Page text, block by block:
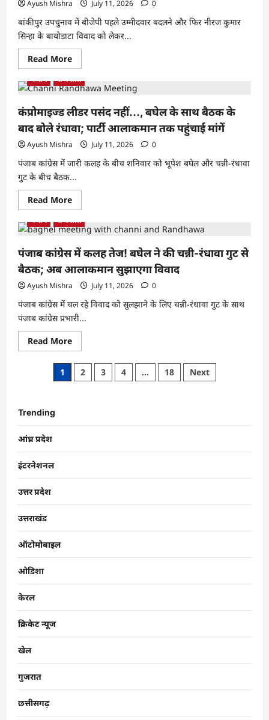
Ayush Mishra July 11, 2026 0
बांकीपुर उपचुनाव में बीजेपी पहले उम्मीदवार बदलने और फिर नीरज कुमार
सिन्हा के बायोडाटा विवाद को लेकर...
Read More
पंजाब राजनीति
कंप्रोमाइज्ड लीडर पसंद नहीं…, बघेल के साथ बैठक के
बाद बोले रंधावा; पार्टी आलाकमान तक पहुंचाई मांगें
Ayush Mishra July 11, 2026 0
पंजाब कांग्रेस में जारी कलह के बीच शनिवार को भूपेश बघेल और चन्नी-रंधावा
गुट के बीच बैठक...
Read More
पंजाब राजनीति
पंजाब कांग्रेस में कलह तेज! बघेल ने की चन्नी-रंधावा गुट से
बैठक; अब आलाकमान सुझाएगा विवाद
Ayush Mishra July 11, 2026 0
पंजाब कांग्रेस में चल रहे विवाद को सुलझाने के लिए चन्नी-रंधावा गुट के साथ
पंजाब कांग्रेस प्रभारी...
Read More
1 2 3 4 … 18 Next
Trending
आंध्र प्रदेश
इंटरनेशनल
उत्तर प्रदेश
उत्तराखंड
ऑटोमोबाइल
ओडिशा
केरल
क्रिकेट न्यूज
खेल
गुजरात
छत्तीसगढ़